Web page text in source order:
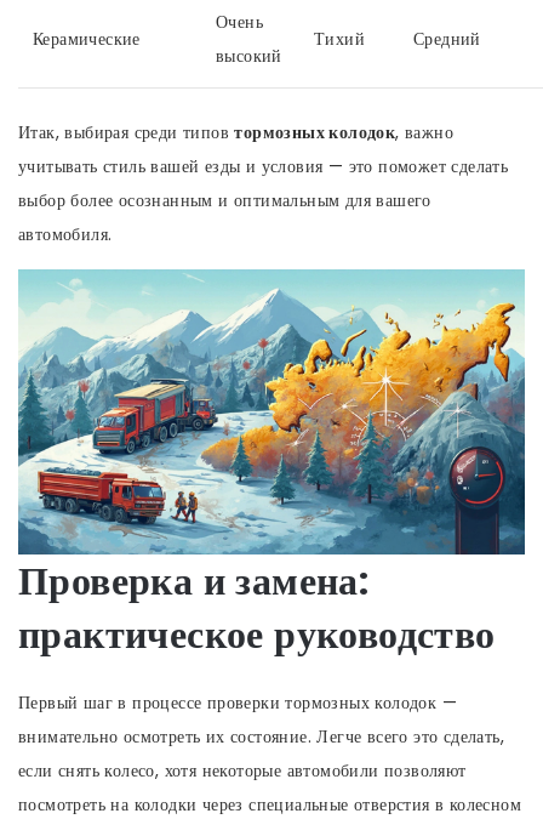
Керамические
Очень
высокий
Тихий Средний
Итак, выбирая среди типовтормозных колодок, важно
учитывать стиль вашей езды и условия — это поможет сделать
выбор более осознанным и оптимальным для вашего
автомобиля.
Проверка и замена:
практическое руководство
Первый шаг в процессе проверки тормозных колодок —
внимательно осмотреть их состояние. Легче всего это сделать,
если снять колесо, хотя некоторые автомобили позволяют
посмотреть на колодки через специальные отверстия в колесном